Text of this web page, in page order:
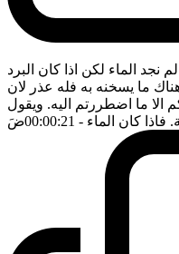
الماء لكن اذا كان البرد
ما يسخنه به فله عذر لان
الا ما اضطررتم اليه. ويقول
فاذا كان الماء - 00:00:21 ضَ